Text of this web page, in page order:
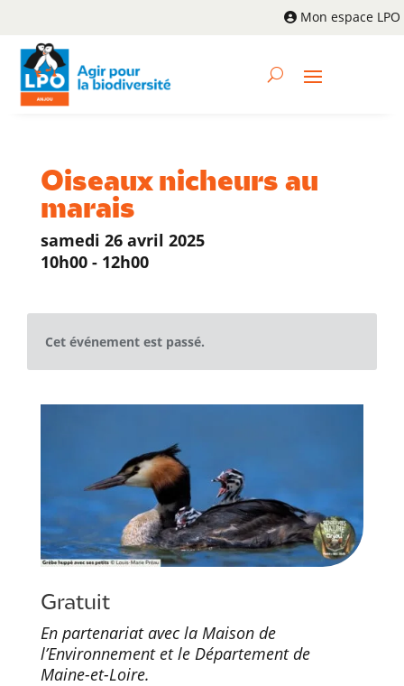
Mon espace LPO
Oiseaux nicheurs au
marais
samedi 26 avril 2025
10h00 - 12h00
Cet événement est passé.
Gratuit
En partenariat avec la Maison de
l’Environnement et le Département de
Maine-et-Loire.